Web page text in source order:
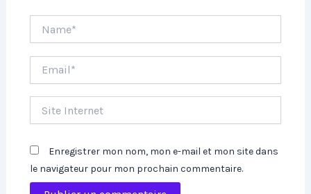
Internet
Enregistrer mon nom, mon e-mail et mon site dans
le navigateur pour mon prochain commentaire.